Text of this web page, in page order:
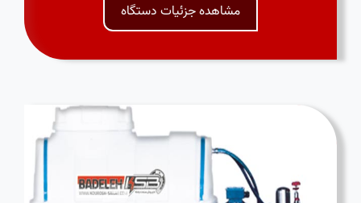
مشاهده جزئیات دستگاه